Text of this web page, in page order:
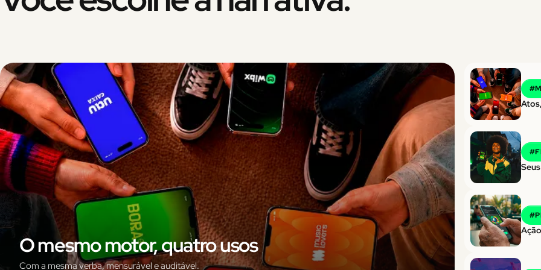
O mesmo motor, quatro usos
Com a mesma verba, mensurável e auditável.
#
#
#